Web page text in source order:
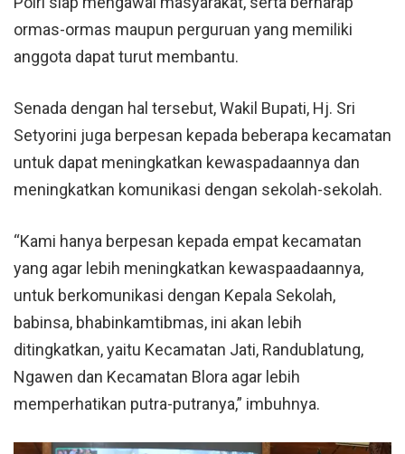
ormas-ormas maupun perguruan yang memiliki
anggota dapat turut membantu.
Senada dengan hal tersebut, Wakil Bupati, Hj. Sri
Setyorini juga berpesan kepada beberapa kecamatan
untuk dapat meningkatkan kewaspadaannya dan
meningkatkan komunikasi dengan sekolah-sekolah.
“Kami hanya berpesan kepada empat kecamatan
yang agar lebih meningkatkan kewaspaadaannya,
untuk berkomunikasi dengan Kepala Sekolah,
babinsa, bhabinkamtibmas, ini akan lebih
ditingkatkan, yaitu Kecamatan Jati, Randublatung,
Ngawen dan Kecamatan Blora agar lebih
memperhatikan putra-putranya,” imbuhnya.